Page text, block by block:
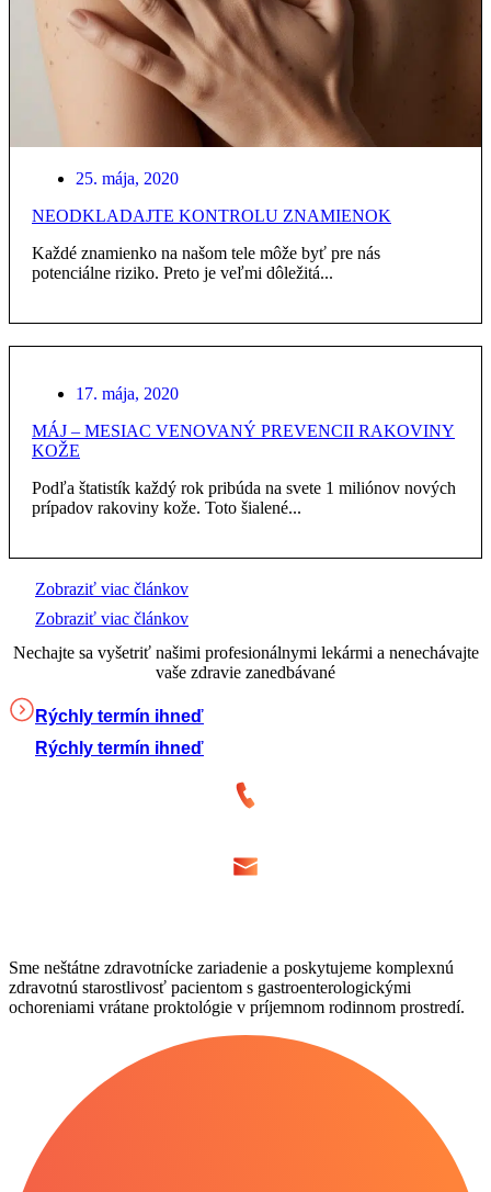
25. mája, 2020
NEODKLADAJTE KONTROLU ZNAMIENOK
Každé znamienko na našom tele môže byť pre nás
potenciálne riziko. Preto je veľmi dôležitá...
17. mája, 2020
MÁJ – MESIAC VENOVANÝ PREVENCII RAKOVINY
KOŽE
Podľa štatistík každý rok pribúda na svete 1 miliónov nových
prípadov rakoviny kože. Toto šialené...
Zobraziť viac článkov
Zobraziť viac článkov
Nechajte sa vyšetriť našimi profesionálnymi lekármi a nenechávajte
vaše zdravie zanedbávané
Rýchly termín ihneď
Rýchly termín ihneď
Sme neštátne zdravotnícke zariadenie a poskytujeme komplexnú
zdravotnú starostlivosť pacientom s gastroenterologickými
ochoreniami vrátane proktológie v príjemnom rodinnom prostredí.